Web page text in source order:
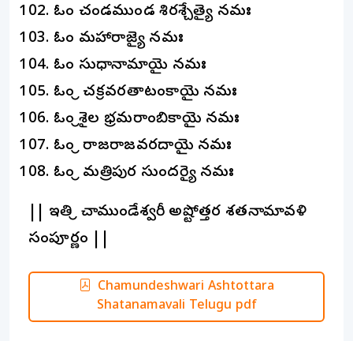
ఓం చండముండ శిరశ్చేత్యై నమః
ఓం మహారాజ్యై నమః
ఓం సుధానామాయై నమః
ఓం శ్రీ చక్రవరతాటంకాయై నమః
ఓం శ్రీశైల భ్రమరాంబికాయై నమః
ఓం శ్రీ రాజరాజవరదాయై నమః
ఓం శ్రీ మత్రిపుర సుందర్యై నమః
|| ఇతి శ్రీ చాముండేశ్వరీ అష్టోత్తర శతనామావళి
సంపూర్ణం ||
Chamundeshwari Ashtottara
Shatanamavali Telugu pdf